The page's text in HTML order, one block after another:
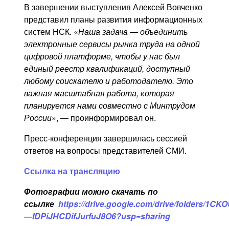
В завершении выступления Алексей Вовченко
представил планы развития информационных
систем НСК. «Наша задача — объединить
электронные сервисы рынка труда на одной
цифровой платформе, чтобы у нас был
единый реестр квалификаций, доступный
любому соискателю и работодателю. Это
важная масштабная работа, которая
планируется нами совместно с Минтрудом
России», — проинформировал он.
Пресс-конференция завершилась сессией
ответов на вопросы представителей СМИ.
Ссылка на трансляцию
Фотографии можно скачать по
ссылкеhttps://drive.google.com/drive/folders/1
—IDPiJHCDifJurfuJ8O6?usp=sharing